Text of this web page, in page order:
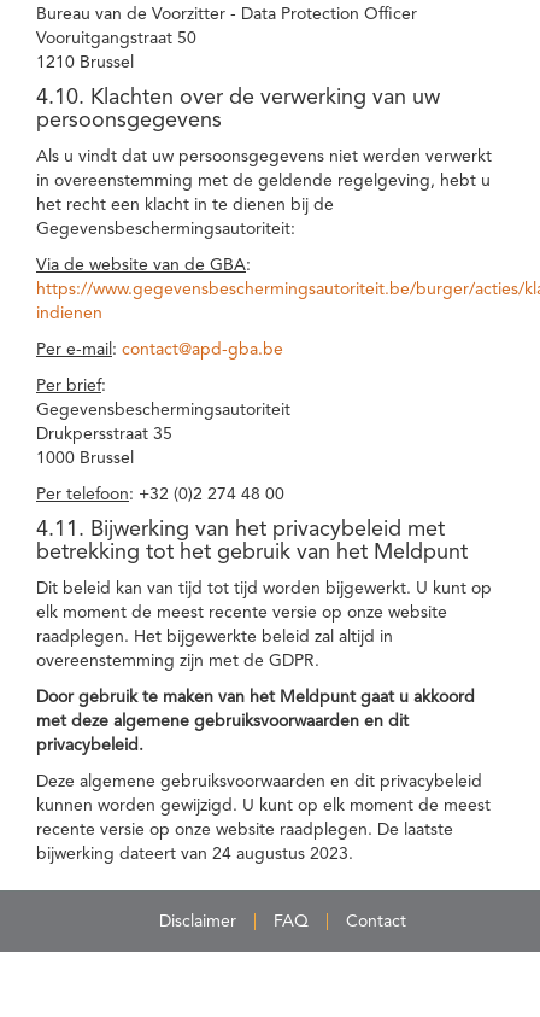
Bureau van de Voorzitter - Data Protection Officer
Vooruitgangstraat 50
1210 Brussel
4.10. Klachten over de verwerking van uw
persoonsgegevens
Als u vindt dat uw persoonsgegevens niet werden verwerkt
in overeenstemming met de geldende regelgeving, hebt u
het recht een klacht in te dienen bij de
Gegevensbeschermingsautoriteit:
Via de website van de GBA:
https://www.gegevensbeschermingsautoriteit.be/burger/acties/
indienen
Per e-mail : contact@apd-gba.be
Per brief:
Gegevensbeschermingsautoriteit
Drukpersstraat 35
1000 Brussel
Per telefoon: +32 (0)2 274 48 00
4.11. Bijwerking van het privacybeleid met
betrekking tot het gebruik van het Meldpunt
Dit beleid kan van tijd tot tijd worden bijgewerkt. U kunt op
elk moment de meest recente versie op onze website
raadplegen. Het bijgewerkte beleid zal altijd in
overeenstemming zijn met de GDPR.
Door gebruik te maken van het Meldpunt gaat u akkoord
met deze algemene gebruiksvoorwaarden en dit
privacybeleid.
Deze algemene gebruiksvoorwaarden en dit privacybeleid
kunnen worden gewijzigd. U kunt op elk moment de meest
recente versie op onze website raadplegen. De laatste
bijwerking dateert van 24 augustus 2023.
Disclaimer FAQ Contact